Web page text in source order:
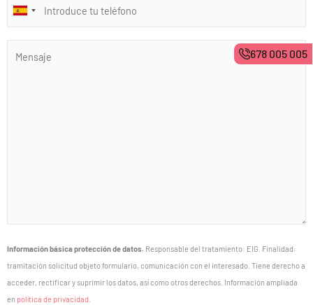
Información básica protección de datos. Responsable del tratamiento: EIG. Finalidad:
tramitación solicitud objeto formulario, comunicación con el interesado. Tiene derecho a
acceder, rectificar y suprimir los datos, así como otros derechos. Información ampliada
en política de privacidad
678 005 005